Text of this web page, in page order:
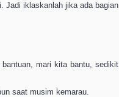
Jadi iklaskanlah jika ada bagian
mari kita bantu, sedikit
saat musim kemarau.